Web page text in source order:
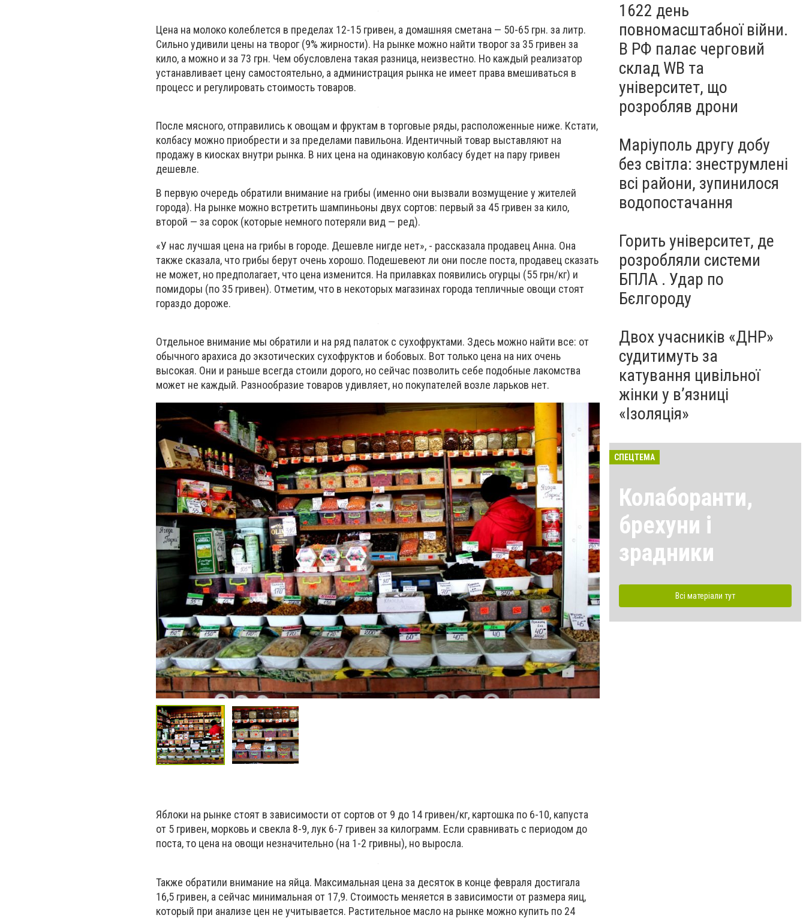
Цена на молоко колеблется в пределах 12-15 гривен, а домашняя сметана — 50-65 грн. за литр.
Сильно удивили цены на творог (9% жирности). На рынке можно найти творог за 35 гривен за
кило, а можно и за 73 грн. Чем обусловлена такая разница, неизвестно. Но каждый реализатор
устанавливает цену самостоятельно, а администрация рынка не имеет права вмешиваться в
процесс и регулировать стоимость товаров.
После мясного, отправились к овощам и фруктам в торговые ряды, расположенные ниже. Кстати,
колбасу можно приобрести и за пределами павильона. Идентичный товар выставляют на
продажу в киосках внутри рынка. В них цена на одинаковую колбасу будет на пару гривен
дешевле.
В первую очередь обратили внимание на грибы (именно они вызвали возмущение у жителей
города). На рынке можно встретить шампиньоны двух сортов: первый за 45 гривен за кило,
второй — за сорок (которые немного потеряли вид — ред).
«У нас лучшая цена на грибы в городе. Дешевле нигде нет», - рассказала продавец Анна. Она
также сказала, что грибы берут очень хорошо. Подешевеют ли они после поста, продавец сказать
не может, но предполагает, что цена изменится. На прилавках появились огурцы (55 грн/кг) и
помидоры (по 35 гривен). Отметим, что в некоторых магазинах города тепличные овощи стоят
гораздо дороже.
Отдельное внимание мы обратили и на ряд палаток с сухофруктами. Здесь можно найти все: от
обычного арахиса до экзотических сухофруктов и бобовых. Вот только цена на них очень
высокая. Они и раньше всегда стоили дорого, но сейчас позволить себе подобные лакомства
может не каждый. Разнообразие товаров удивляет, но покупателей возле ларьков нет.
Яблоки на рынке стоят в зависимости от сортов от 9 до 14 гривен/кг, картошка по 6-10, капуста
от 5 гривен, морковь и свекла 8-9, лук 6-7 гривен за килограмм. Если сравнивать с периодом до
поста, то цена на овощи незначительно (на 1-2 гривны), но выросла.
Также обратили внимание на яйца. Максимальная цена за десяток в конце февраля достигала
16,5 гривен, а сейчас минимальная от 17,9. Стоимость меняется в зависимости от размера яиц,
который при анализе цен не учитывается. Растительное масло на рынке можно купить по 24
1622 день
повномасштабної війни.
В РФ палає черговий
склад WB та
університет, що
розробляв дрони
Маріуполь другу добу
без світла: знеструмлені
всі райони, зупинилося
водопостачання
Горить університет, де
розробляли системи
БПЛА . Удар по
Бєлгороду
Двох учасників «ДНР»
судитимуть за
катування цивільної
жінки у в’язниці
«Ізоляція»
СПЕЦТЕМА
Колаборанти,
брехуни і
зрадники
Всі матеріали тут